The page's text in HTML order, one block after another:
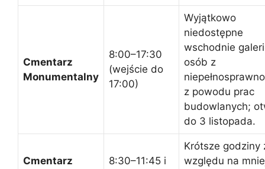
Cmentarz
Monumentalny
8:00–17:30
(wejście do
17:00)
Wyjątkowo
niedostępne
wschodnie
osób z
z powodu prac
budowlanych;
do 3 listopada.
Cmentarz
8:30–11:45 i
Krótsze godziny
względu na